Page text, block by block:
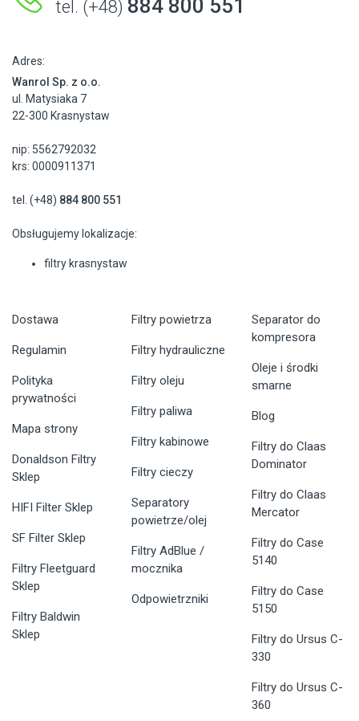
tel. (+48) 884 800 551
Adres:
Wanrol Sp. z o.o.
ul. Matysiaka 7
22-300 Krasnystaw
nip: 5562792032
krs: 0000911371
tel. (+48) 884 800 551
Obsługujemy lokalizacje:
filtry krasnystaw
Dostawa
Regulamin
Polityka
prywatności
Mapa strony
Donaldson Filtry
Sklep
HIFI Filter Sklep
SF Filter Sklep
Filtry Fleetguard
Sklep
Filtry Baldwin
Sklep
Filtry powietrza
Filtry hydrauliczne
Filtry oleju
Filtry paliwa
Filtry kabinowe
Filtry cieczy
Separatory
powietrze/olej
Filtry AdBlue /
mocznika
Odpowietrzniki
Separator do
kompresora
Oleje i środki
smarne
Blog
Filtry do Claas
Dominator
Filtry do Claas
Mercator
Filtry do Case
5140
Filtry do Case
5150
Filtry do Ursus C-
330
Filtry do Ursus C-
360